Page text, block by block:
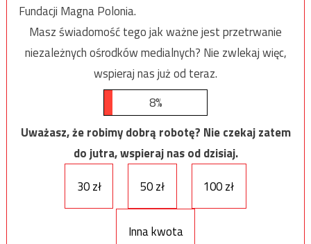
Fundacji Magna Polonia.
Masz świadomość tego jak ważne jest przetrwanie
niezależnych ośrodków medialnych? Nie zwlekaj więc,
wspieraj nas już od teraz.
8%
Uważasz, że robimy dobrą robotę? Nie czekaj zatem
do jutra, wspieraj nas od dzisiaj.
30 zł
50 zł 100 zł
Inna kwota